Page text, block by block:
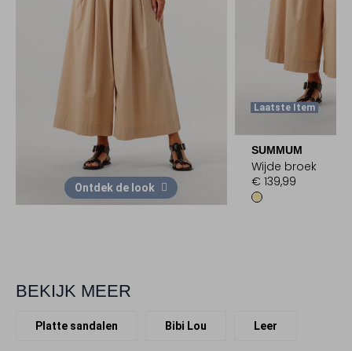
Ontdek de look
Laatste Item
SUMMUM
Wijde broek
€ 139,99
BEKIJK MEER
Platte sandalen Bibi Lou Leer